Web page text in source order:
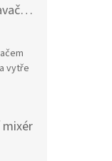
Concept VP4201 tyčový vysavač / elektrický smeták Tyčový vysavač 2 v 1 AC Suché a mokré Bezsáčkové 0,6 l 90 W Černá, Stříbrná
vytře
mixér